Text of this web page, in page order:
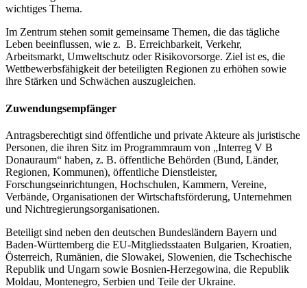
wichtiges Thema.
Im Zentrum stehen somit gemeinsame Themen, die das tägliche
Leben beeinflussen, wie z. B. Erreichbarkeit, Verkehr,
Arbeitsmarkt, Umweltschutz oder Risikovorsorge. Ziel ist es, die
Wettbewerbsfähigkeit der beteiligten Regionen zu erhöhen sowie
ihre Stärken und Schwächen auszugleichen.
Zuwendungsempfänger
Antragsberechtigt sind öffentliche und private Akteure als juristische
Personen, die ihren Sitz im Programmraum von „Interreg V B
Donauraum“ haben, z. B. öffentliche Behörden (Bund, Länder,
Regionen, Kommunen), öffentliche Dienstleister,
Forschungseinrichtungen, Hochschulen, Kammern, Vereine,
Verbände, Organisationen der Wirtschaftsförderung, Unternehmen
und Nichtregierungsorganisationen.
Beteiligt sind neben den deutschen Bundesländern Bayern und
Baden-Württemberg die EU-Mitgliedsstaaten Bulgarien, Kroatien,
Österreich, Rumänien, die Slowakei, Slowenien, die Tschechische
Republik und Ungarn sowie Bosnien-Herzegowina, die Republik
Moldau, Montenegro, Serbien und Teile der Ukraine.